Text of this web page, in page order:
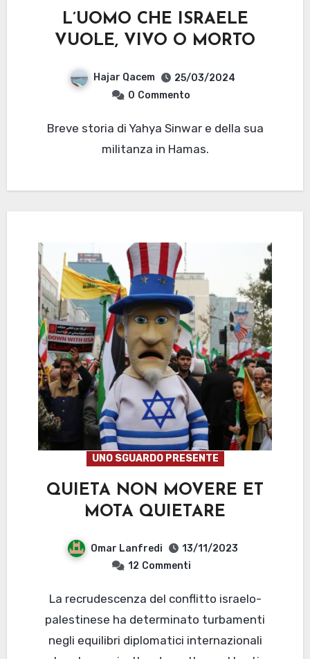
L’UOMO CHE ISRAELE
VUOLE, VIVO O MORTO
Hajar Qacem
25/03/2024
0 Commento
Breve storia di Yahya Sinwar e della sua
militanza in Hamas.
UNO SGUARDO PRESENTE
QUIETA NON MOVERE ET
MOTA QUIETARE
Omar Lanfredi
13/11/2023
12 Commenti
La recrudescenza del conflitto israelo-
palestinese ha determinato turbamenti
negli equilibri diplomatici internazionali